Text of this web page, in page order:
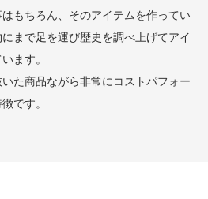
もちろん、そのアイテムを作ってい
まで足を運び歴史を調べ上げてアイ
ます。
た商品ながら非常にコストパフォー
です。